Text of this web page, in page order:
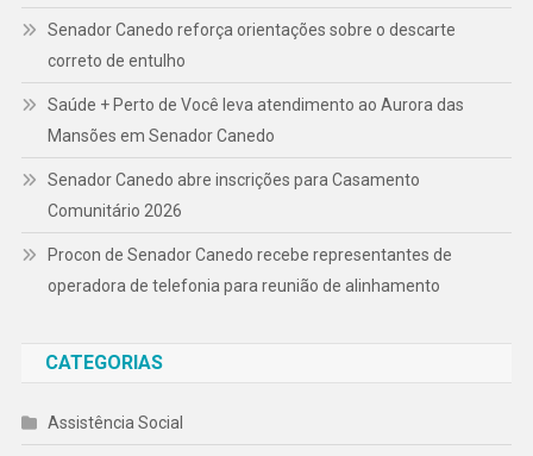
Senador Canedo reforça orientações sobre o descarte
correto de entulho
Saúde + Perto de Você leva atendimento ao Aurora das
Mansões em Senador Canedo
Senador Canedo abre inscrições para Casamento
Comunitário 2026
Procon de Senador Canedo recebe representantes de
operadora de telefonia para reunião de alinhamento
CATEGORIAS
Assistência Social